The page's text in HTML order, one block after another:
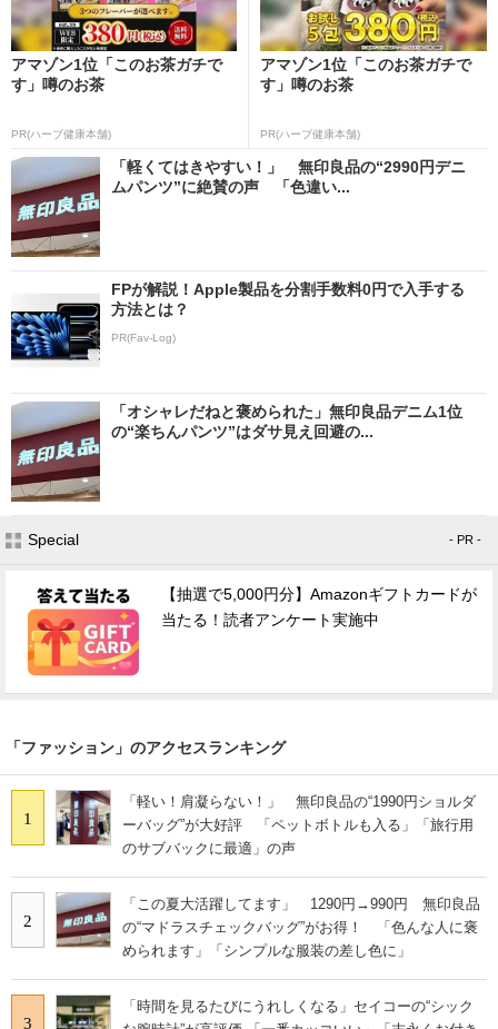
アマゾン1位「このお茶ガチで
す」噂のお茶
PR(ハーブ健康本舗)
アマゾン1位「このお茶ガチで
す」噂のお茶
PR(ハーブ健康本舗)
「軽くてはきやすい！」 無印良品の“2990円デニ
ムパンツ”に絶賛の声 「色違い...
FPが解説！Apple製品を分割手数料0円で入手する
方法とは？
PR(Fav-Log)
「オシャレだねと褒められた」無印良品デニム1位
の“楽ちんパンツ”はダサ見え回避の...
Special - PR -
【抽選で5,000円分】Amazonギフトカードが
当たる！読者アンケート実施中
「ファッション」のアクセスランキング
1
「軽い！肩凝らない！」 無印良品の“1990円ショルダ
ーバッグ”が大好評 「ペットボトルも入る」「旅行用
のサブバックに最適」の声
2
「この夏大活躍してます」 1290円→990円 無印良品
の“マドラスチェックバッグ”がお得！ 「色んな人に褒
められます」「シンプルな服装の差し色に」
3
「時間を見るたびにうれしくなる」セイコーの“シック